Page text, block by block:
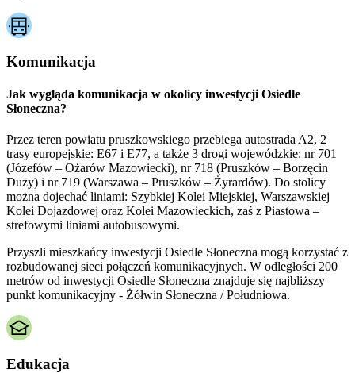
Komunikacja
Jak wygląda komunikacja w okolicy inwestycji Osiedle
Słoneczna?
Przez teren powiatu pruszkowskiego przebiega autostrada A2, 2
trasy europejskie: E67 i E77, a także 3 drogi wojewódzkie: nr 701
(Józefów – Ożarów Mazowiecki), nr 718 (Pruszków – Borzęcin
Duży) i nr 719 (Warszawa – Pruszków – Żyrardów). Do stolicy
można dojechać liniami: Szybkiej Kolei Miejskiej, Warszawskiej
Kolei Dojazdowej oraz Kolei Mazowieckich, zaś z Piastowa –
strefowymi liniami autobusowymi.
Przyszli mieszkańcy inwestycji Osiedle Słoneczna mogą korzystać z
rozbudowanej sieci połączeń komunikacyjnych. W odległości 200
metrów od inwestycji Osiedle Słoneczna znajduje się najbliższy
punkt komunikacyjny - Żółwin Słoneczna / Południowa.
Edukacja